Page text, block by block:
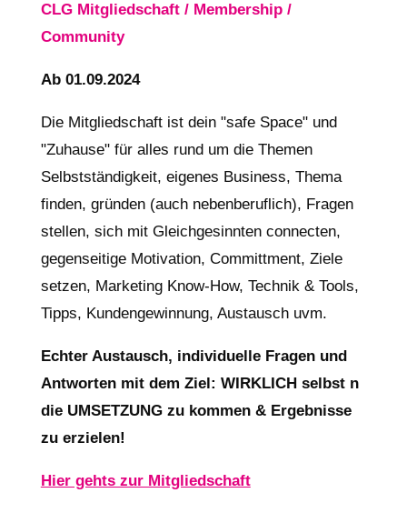
CLG Mitgliedschaft / Membership /
Community
Ab 01.09.2024
Die Mitgliedschaft ist dein "safe Space" und
"Zuhause" für alles rund um die Themen
Selbstständigkeit, eigenes Business, Thema
finden, gründen (auch nebenberuflich), Fragen
stellen, sich mit Gleichgesinnten connecten,
gegenseitige Motivation, Committment, Ziele
setzen, Marketing Know-How, Technik & Tools,
Tipps, Kundengewinnung, Austausch uvm.
Echter Austausch, individuelle Fragen und
Antworten mit dem Ziel: WIRKLICH selbst n
die UMSETZUNG zu kommen & Ergebnisse
zu erzielen!
Hier gehts zur Mitgliedschaft